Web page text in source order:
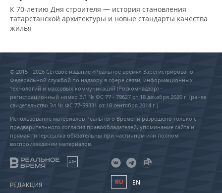
К 70-летию Дня строителя — история становления
татарстанской архитектуры и новые стандарты качества
жилья
© 2015 - 2026 Сетевое издание «Реальное время» Зарегистрировано
Федеральной службой по надзору в сфере связи, информационных
технологий и массовых коммуникаций (Роскомнадзор) –
регистрационный номер ЭЛ № ФС 77 - 79627 от 18 декабря 2020 г. (ранее
свидетельство Эл № ФС 77-59331 от 18 сентября 2014 г.)
Использование материалов Реального Времени разрешено только с
предварительного согласия правообладателей, упоминание сайта и
прямая гиперссылка обязательны при частичном или полном
воспроизведении материалов.
18+
РЕДАКЦИЯ RU EN